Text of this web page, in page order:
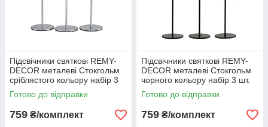
Підсвічники святкові REMY-
DEСOR металеві Стокгольм
сріблястого кольору набір 3
шт. висота 19см 24см 29см
Готово до відправки
759 ₴/комплект
Підсвічники святкові REMY-
DEСOR металеві Стокгольм
чорного кольору набір 3 шт.
висота 19см 24см 29см
Готово до відправки
759 ₴/комплект